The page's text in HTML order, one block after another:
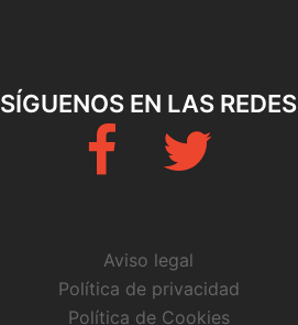
SÍGUENOS EN LAS REDES
Twitter
Aviso legal
Política de privacidad
Política de Cookies